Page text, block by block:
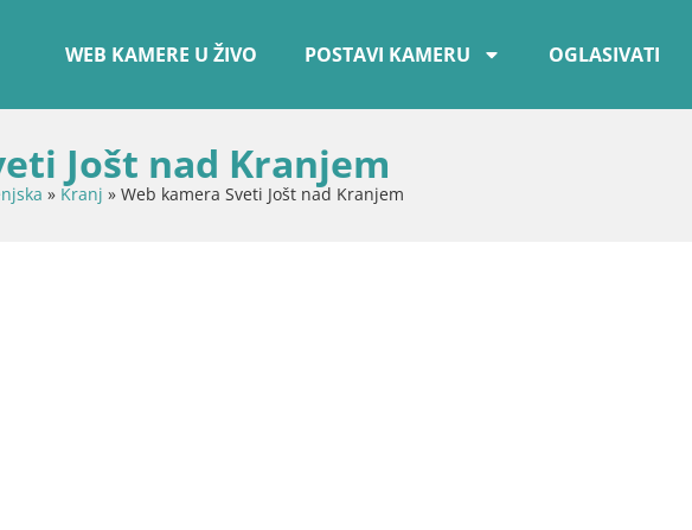
WEB KAMERE U ŽIVO POSTAVI KAMERU OGLASIVATI
Jošt nad Kranjem
» Kranj » Web kamera Sveti Jošt nad Kranjem